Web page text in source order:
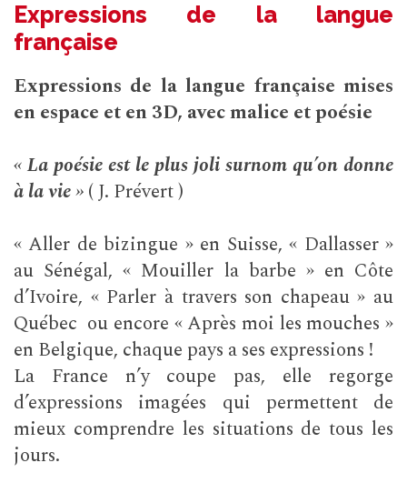
Expressions de la langue
française
Expressions de la langue française mises
en espace et en 3D, avec malice et poésie
« La poésie est le plus joli surnom qu’on donne
à la vie »( J. Prévert )
« Aller de bizingue » en Suisse, « Dallasser »
au Sénégal, « Mouiller la barbe » en Côte
d’Ivoire, « Parler à travers son chapeau » au
Québec ou encore « Après moi les mouches »
en Belgique, chaque pays a ses expressions !
La France n’y coupe pas, elle regorge
d’expressions imagées qui permettent de
mieux comprendre les situations de tous les
jours.